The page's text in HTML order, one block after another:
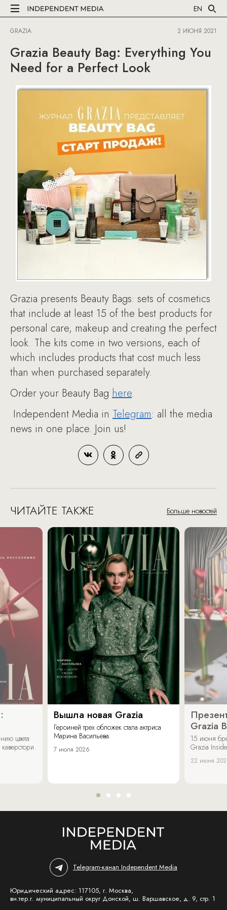
EN
GRAZIA 2 ИЮНЯ 2021
Grazia Beauty Bag: Everything You
Need for a Perfect Look
Grazia presents Beauty Bags: sets of cosmetics
that include at least 15 of the best products for
personal care, makeup and creating the perfect
look. The kits come in two versions, each of
which includes products that cost much less
than when purchased separately.
Order your Beauty Bag here.
Independent Media in Telegram: all the media
news in one place. Join us!
ЧИТАЙТЕ ТАКЖЕ Больше новостей
цвета
Вышла новая Grazia
Героиней трех обложек стала актриса
Марина Васильева.
7 июля 2026
Grazia
15 июня
Grazia
22 июня
Telegram-канал Independent Media
Юридический адрес: 117105, г. Москва,
вн.тер.г. муниципальный округ Донской, ш. Варшавское, д. 9, стр. 1